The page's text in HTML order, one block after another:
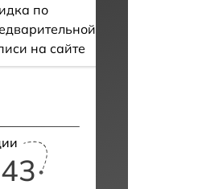
по
на сайте